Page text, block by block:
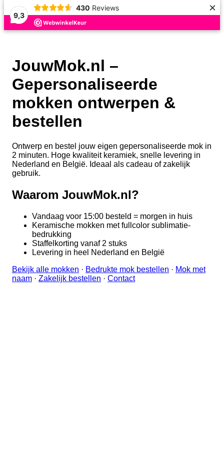
9,3
430 Reviews ×
JouwMok.nl –
Gepersonaliseerde
mokken ontwerpen &
bestellen
Ontwerp en bestel jouw eigen gepersonaliseerde mok in
2 minuten. Hoge kwaliteit keramiek, snelle levering in
Nederland en België. Ideaal als cadeau of zakelijk
gebruik.
Waarom JouwMok.nl?
Vandaag voor 15:00 besteld = morgen in huis
Keramische mokken met fullcolor sublimatie-
bedrukking
Staffelkorting vanaf 2 stuks
Levering in heel Nederland en België
Bekijk alle mokken · Bedrukte mok bestellen · Mok met
naam · Zakelijk bestellen · Contact